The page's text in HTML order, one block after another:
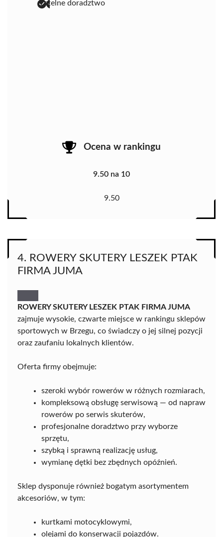
rzetelne doradztwo
Ocena w rankingu
9.50 na 10
9.50
4. ROWERY SKUTERY LESZEK PTAK
FIRMA JUMA
ROWERY SKUTERY LESZEK PTAK FIRMA JUMA
zajmuje wysokie, czwarte miejsce w rankingu sklepów
sportowych w Brzegu, co świadczy o jej silnej pozycji
oraz zaufaniu lokalnych klientów.
Oferta firmy obejmuje:
szeroki wybór rowerów w różnych rozmiarach,
kompleksową obsługę serwisową — od napraw
rowerów po serwis skuterów,
profesjonalne doradztwo przy wyborze
sprzętu,
szybką i sprawną realizację usług,
wymianę dętki bez zbędnych opóźnień.
Sklep dysponuje również bogatym asortymentem
akcesoriów, w tym:
kurtkami motocyklowymi,
olejami do konserwacji pojazdów.